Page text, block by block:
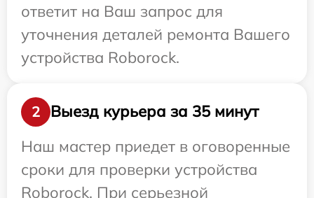
ответит на Ваш запрос для
уточнения деталей ремонта Вашего
устройства Roborock.
2
Выезд курьера за 35 минут
Наш мастер приедет в оговоренные
сроки для проверки устройства
Roborock. При серьезной